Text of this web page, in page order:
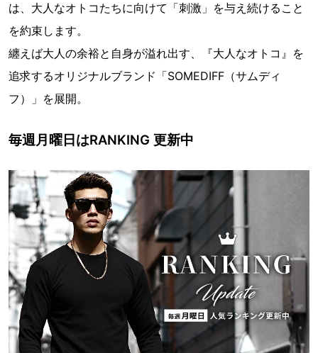
は、大人なオトコたちに向けて「刺激」を与え続けること
を約束します。
纏えば大人の余裕と自身が溢れ出す、『大人なオトコ』を
追求するオリジナルブランド「SOMEDIFF（サムディ
フ）」を展開。
毎週月曜日はRANKING 更新中